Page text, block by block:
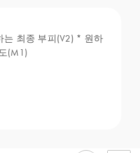
는 최종 부피(V2) * 원하
(M1)